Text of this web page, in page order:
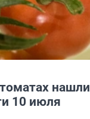
10 июля